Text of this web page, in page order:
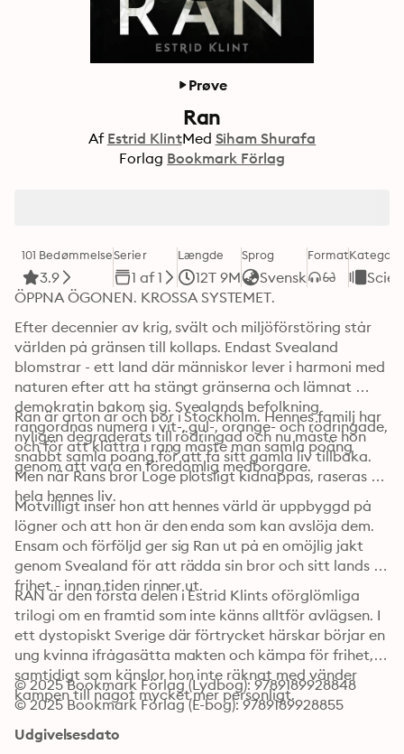
Prøve
Ran
Af Estrid KlintMed Siham Shurafa
Forlag Bookmark Förlag
101 Bedømmelse
3.9
Serier
1 af 1
Længde
12T 9M
Sprog
Svensk
FormatKategori
Efter decennier av krig, svält och miljöförstöring står
världen på gränsen till kollaps. Endast Svealand
blomstrar - ett land där människor lever i harmoni med
naturen efter att ha stängt gränserna och lämnat
demokratin bakom sig. Svealands befolkning
rangordnas numera i vit-, gul-, orange- och rödringade,
och för att klättra i rang måste man samla poäng
Ran är arton år och bor i Stockholm. Hennes familj har
nyligen degraderats till rödringad och nu måste hon
snabbt samla poäng för att få sitt gamla liv tillbaka.
Men när Rans bror Loge plötsligt kidnappas, raseras
Motvilligt inser hon att hennes värld är uppbyggd på
lögner och att hon är den enda som kan avslöja dem.
Ensam och förföljd ger sig Ran ut på en omöjlig jakt
genom Svealand för att rädda sin bror och sitt lands
RAN är den första delen i Estrid Klints oförglömliga
trilogi om en framtid som inte känns alltför avlägsen. I
ett dystopiskt Sverige där förtrycket härskar börjar en
ung kvinna ifrågasätta makten och kämpa för frihet,
samtidigt som känslor hon inte räknat med vänder
kampen till något mycket mer personligt.
© 2025 Bookmark Förlag (Lydbog): 9789189928848
© 2025 Bookmark Förlag (E-bog): 9789189928855
Udgivelsesdato